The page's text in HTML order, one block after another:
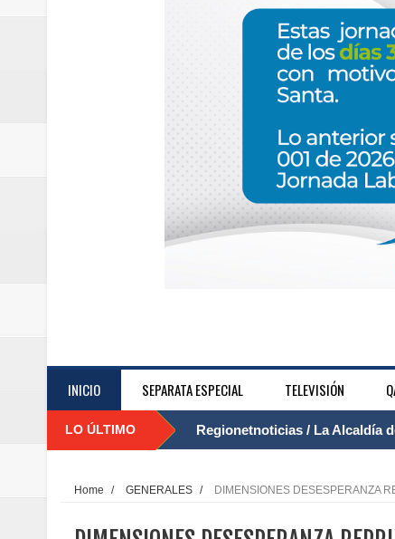
....
INICIO SEPARATA ESPECIAL TELEVISIÓN
LO ÚLTIMO Regionetnoticias / Agua
Regionetnoticias / Población
Home / GENERALES / DIMENSIONES DESESPERANZA